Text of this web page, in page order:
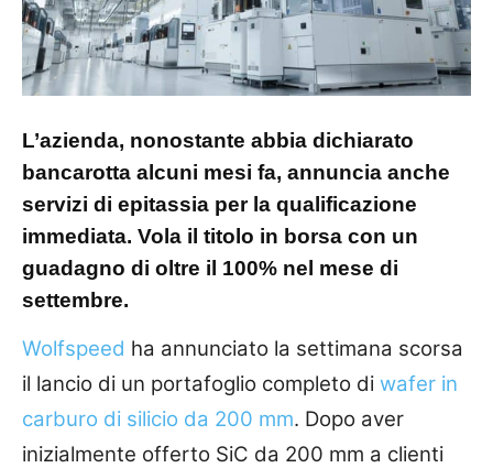
L’azienda, nonostante abbia dichiarato
bancarotta alcuni mesi fa, annuncia anche
servizi di epitassia per la qualificazione
immediata. Vola il titolo in borsa con un
guadagno di oltre il 100% nel mese di
settembre.
Wolfspeed ha annunciato la settimana scorsa
il lancio di un portafoglio completo di wafer in
carburo di silicio da 200 mm. Dopo aver
inizialmente offerto SiC da 200 mm a clienti